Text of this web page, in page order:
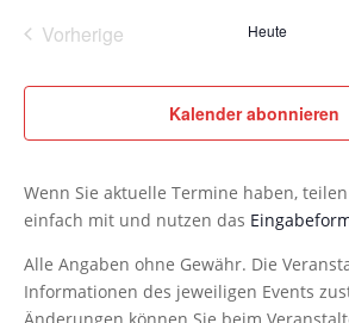
Vorherige
Heute
Kalender abonnieren
Wenn Sie aktuelle Termine haben,
einfach mit und nutzen das
Alle Angaben ohne Gewähr. Die
Informationen des jeweiligen Events
Änderungen können Sie beim